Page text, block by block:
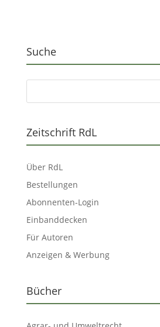
Suche
Zeitschrift RdL
Über RdL
Bestellungen
Abonnenten-Login
Einbanddecken
Für Autoren
Anzeigen & Werbung
Bücher